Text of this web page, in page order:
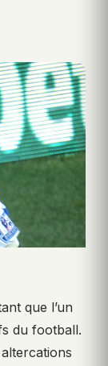
que l’un
du football.